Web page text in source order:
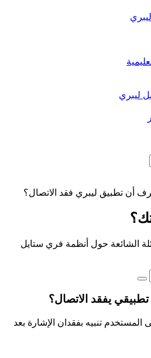
ليبري
أن تطبيق ليبري فقد الاتصال؟
الشائعة حول أنظمة فري ستايل
يفقد الاتصال؟
المستخدم تنبيه بفقدان الإشارة بعد